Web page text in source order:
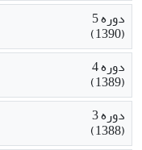
دوره 5
(1390)
دوره 4
(1389)
دوره 3
(1388)